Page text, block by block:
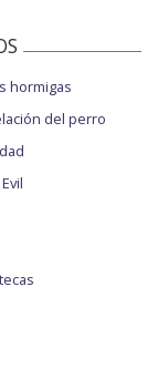
hormigas
del perro